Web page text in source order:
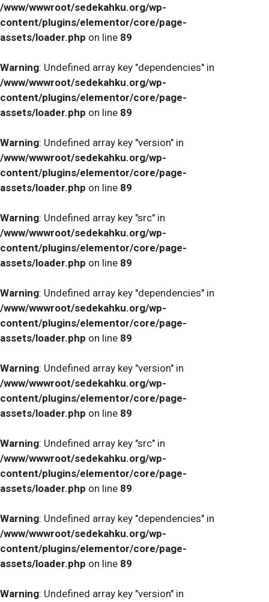
/www/wwwroot/sedekahku.org/wp-
content/plugins/elementor/core/page-
assets/loader.php on line 89
Warning: Undefined array key "dependencies" in
/www/wwwroot/sedekahku.org/wp-
content/plugins/elementor/core/page-
assets/loader.php on line 89
Warning: Undefined array key "version" in
/www/wwwroot/sedekahku.org/wp-
content/plugins/elementor/core/page-
assets/loader.php on line 89
Warning: Undefined array key "src" in
/www/wwwroot/sedekahku.org/wp-
content/plugins/elementor/core/page-
assets/loader.php on line 89
Warning: Undefined array key "dependencies" in
/www/wwwroot/sedekahku.org/wp-
content/plugins/elementor/core/page-
assets/loader.php on line 89
Warning: Undefined array key "version" in
/www/wwwroot/sedekahku.org/wp-
content/plugins/elementor/core/page-
assets/loader.php on line 89
Warning: Undefined array key "src" in
/www/wwwroot/sedekahku.org/wp-
content/plugins/elementor/core/page-
assets/loader.php on line 89
Warning: Undefined array key "dependencies" in
/www/wwwroot/sedekahku.org/wp-
content/plugins/elementor/core/page-
assets/loader.php on line 89
Warning: Undefined array key "version" in